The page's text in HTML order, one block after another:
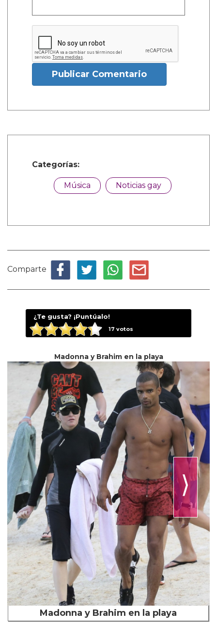
Publicar Comentario
Categorías:
Música Noticias gay
Comparte
¿Te gusta? ¡Puntúalo!
17 votos
Madonna y Brahim en la playa
⟩
Madonna y Brahim en la playa